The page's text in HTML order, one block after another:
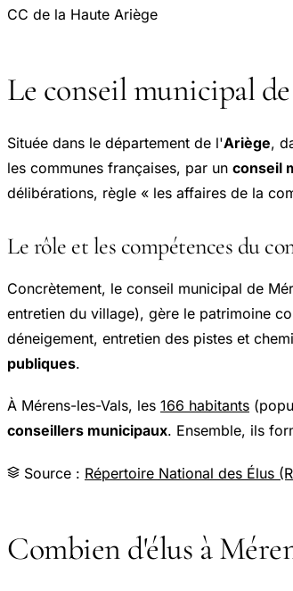
CC de la Haute Ariège
Le conseil municipal
Située dans le département de l'Ariège,
les communes françaises, par un conseil
délibérations, règle « les affaires de la
Le rôle et les compétences du
Concrètement, le conseil municipal de
entretien du village), gère le patrimoine
déneigement, entretien des pistes et
publiques.
À Mérens-les-Vals, les 166 habitants
conseillers municipaux. Ensemble, ils
Source : Répertoire National des Élus
Combien d'élus à